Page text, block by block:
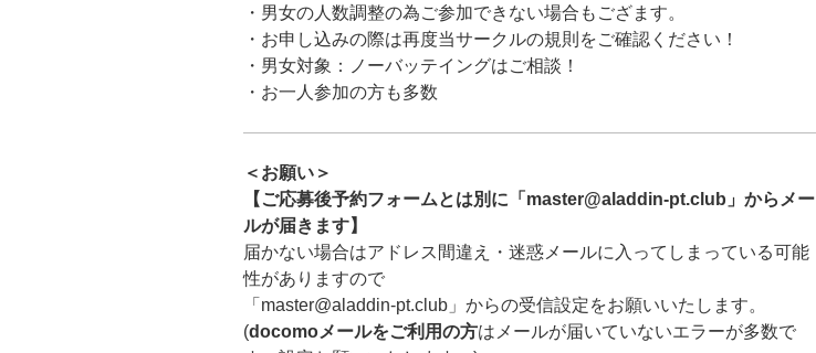
・男女の人数調整の為ご参加できない場合もござます。
・お申し込みの際は再度当サークルの規則をご確認ください！
・男女対象：ノーバッテイングはご相談！
・お一人参加の方も多数
＜お願い＞
【ご応募後予約フォームとは別に「master@aladdin-pt.club」からメー
ルが届きます】
届かない場合はアドレス間違え・迷惑メールに入ってしまっている可能
性がありますので
「master@aladdin-pt.club」からの受信設定をお願いいたします。
(docomoメールをご利用の方はメールが届いていないエラーが多数で